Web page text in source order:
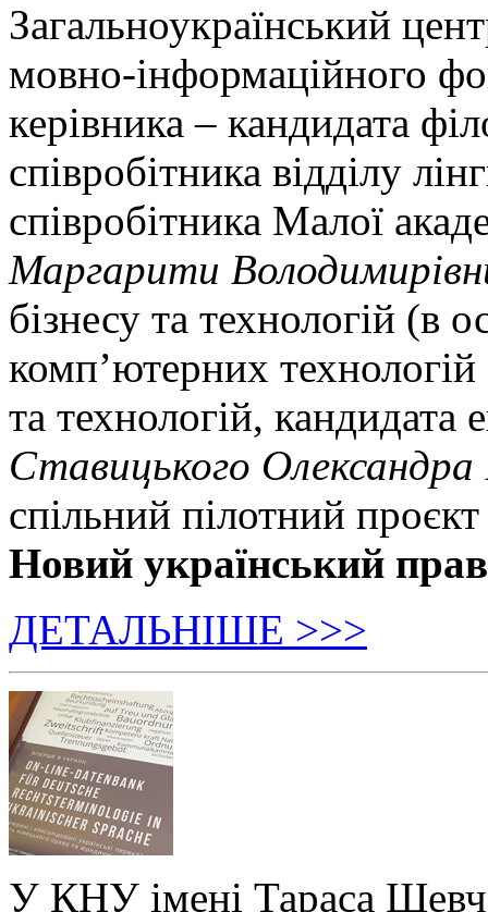
Загальноукраїнський
мовно-інформаційного
керівника – кандидата
співробітника відділу
співробітника Малої
Маргарити
бізнесу та технологій (в
комп’ютерних технологій
та технологій, кандидата
Ставицького Олександра
спільний пілотний
Новий український
ДЕТАЛЬНІШЕ >>>
У КНУ імені Тараса